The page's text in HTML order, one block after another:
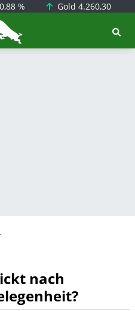
% Gold 4.260,30
nach